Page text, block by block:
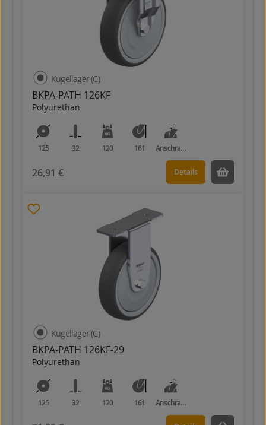
BKPA-PATH 126KF
Polyurethan
Kugellager (C)
125 32 120 161 Anschraubplatte
26,91 € Details
BKPA-PATH 126KF-29
Polyurethan
Kugellager (C)
125 32 120 161 Anschraubplatte